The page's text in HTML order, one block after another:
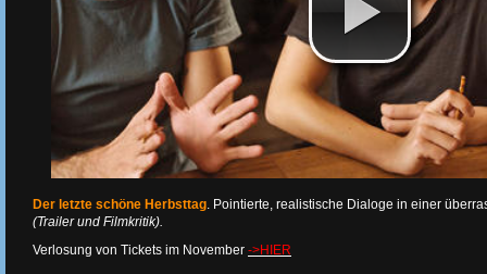
Der letzte schöne Herbsttag. Pointierte, realistische Dialoge in einer
(Trailer und Filmkritik).
Verlosung von Tickets im November ->HIER